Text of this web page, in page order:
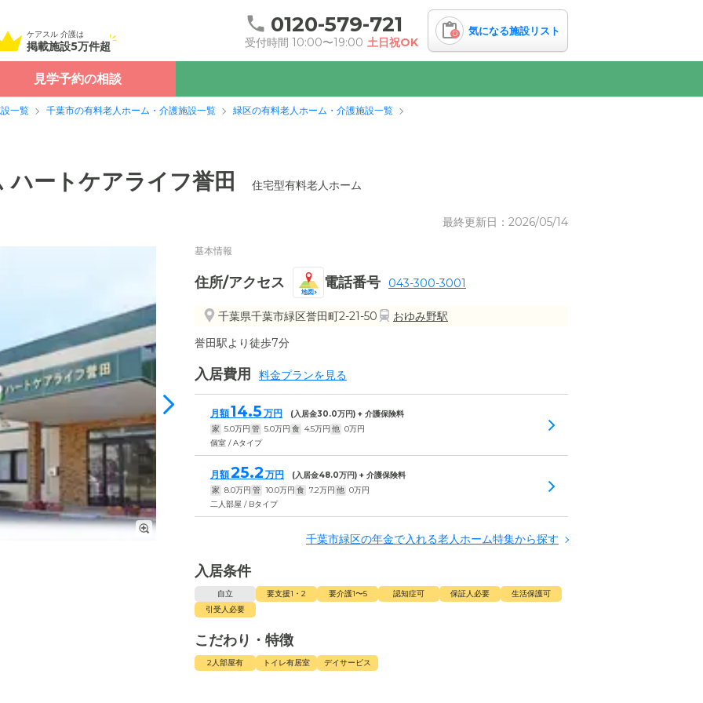
ケアスル 介護は
掲載施設5万件超
0120-579-721
受付時間 10:00〜19:00 土日祝OK
0 気になる施設リスト
見学予約の相談
一覧 千葉市の有料老人ホーム・介護施設一覧 緑区の有料老人ホーム・介護施設一覧
ハートケアライフ誉田 住宅型有料老人ホーム
最終更新日：2026/05/14
基本情報
住所/アクセス
地図
電話番号 043-300-3001
千葉県千葉市緑区誉田町2-21-50
おゆみ野駅
誉田駅より徒歩7分
入居費用 料金プランを見る
月額14.5 万円 (入居金30.0万円) + 介護保険料
家 5.0万円 管 5.0万円 食 4.5万円 他 0万円
個室 / Aタイプ
月額25.2 万円 (入居金48.0万円) + 介護保険料
家 8.0万円 管 10.0万円 食 7.2万円 他 0万円
二人部屋 / Bタイプ
千葉市緑区の年金で入れる老人ホーム特集から探す
入居条件
自立 要支援1・2 要介護1〜5 認知症可 保証人必要
生活保護可
引受人必要
こだわり・特徴
2人部屋有 トイレ有居室 デイサービス